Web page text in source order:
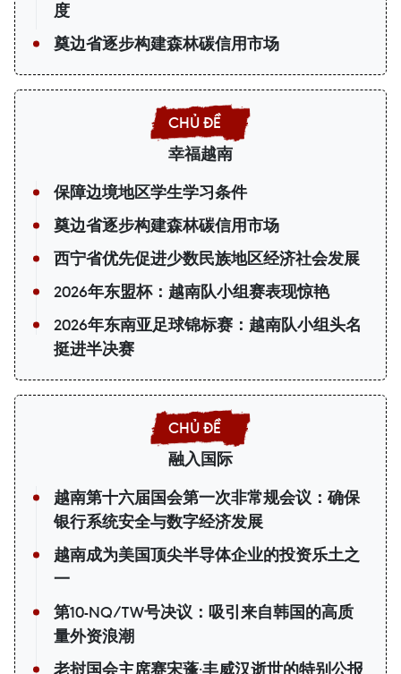
度
奠边省逐步构建森林碳信用市场
幸福越南
保障边境地区学生学习条件
奠边省逐步构建森林碳信用市场
西宁省优先促进少数民族地区经济社会发展
2026年东盟杯：越南队小组赛表现惊艳
2026年东南亚足球锦标赛：越南队小组头名
挺进半决赛
融入国际
越南第十六届国会第一次非常规会议：确保
银行系统安全与数字经济发展
越南成为美国顶尖半导体企业的投资乐土之
一
第10-NQ/TW号决议：吸引来自韩国的高质
量外资浪潮
老挝国会主席赛宋蓬·丰威汉逝世的特别公报